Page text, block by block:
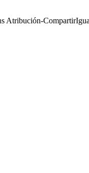
Atribución-